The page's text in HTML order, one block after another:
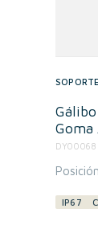
DY00068
Posición
IP67